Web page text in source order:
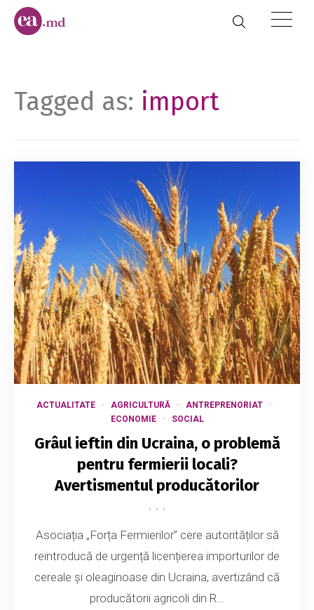
Tagged as: import
ACTUALITATE AGRICULTURĂ
ANTREPRENORIAT
ECONOMIE
SOCIAL
Grâul ieftin din Ucraina, o problemă
pentru fermierii locali?
Avertismentul producătorilor
Asociația „Forța Fermierilor” cere autorităților să
reintroducă de urgență licențierea importurilor de
cereale și oleaginoase din Ucraina, avertizând că
producătorii agricoli din R...